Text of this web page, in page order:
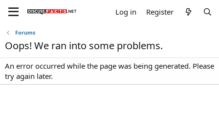
Log in Register
Forums
Oops! We ran into some problems.
An error occurred while the page was being generated. Please
try again later.